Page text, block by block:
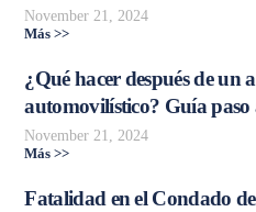
November 21, 2024
Más >>
¿Qué hacer después de un
automovilístico? Guía paso
November 21, 2024
Más >>
Fatalidad en el Condado